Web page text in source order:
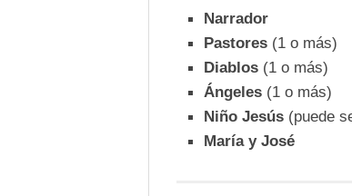
Narrador
Pastores (1 o más)
Diablos (1 o más)
Ángeles (1 o más)
Niño Jesús (puede
María y José